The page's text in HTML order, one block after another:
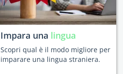
Impara una lingua
Scopri qual è il modo migliore per
imparare una lingua straniera.